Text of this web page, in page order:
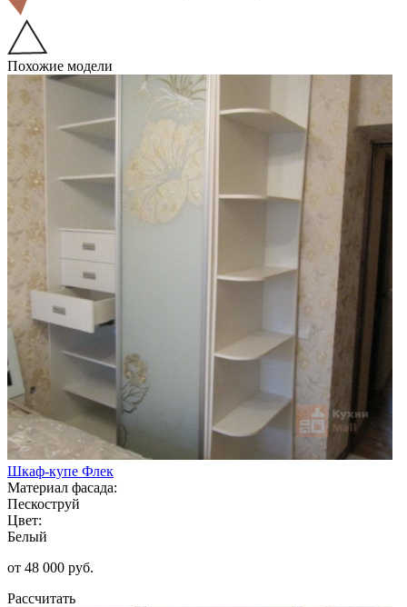
Похожие модели
Шкаф-купе Флек
Материал фасада:
Пескоструй
Цвет:
Белый
от 48 000 руб.
Рассчитать